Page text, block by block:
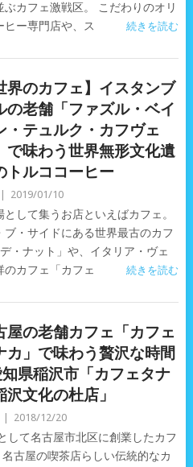
カフェ激戦区。 こだわりのオリ
ヒー専門店や、ス
続きを読む
界のカフェ】イスタンブ
の老舗「ファズル・ベイ
・テュルク・カフヴェ
で味わう世界無形文化遺
トルココーヒー
2019/01/10
して集うお店といえばカフェ。
・サイドにある世界最古のカフ
・ナット」や、イタリア・ヴェ
カフェ「カフェ
続きを読む
屋の老舗カフェ「カフェ
カ」で味わう贅沢な時間
県稲沢市「カフェタナ
沢文化の杜店」
2018/12/20
して名古屋市北区に創業したカフ
古屋の喫茶店らしい伝統的なカ